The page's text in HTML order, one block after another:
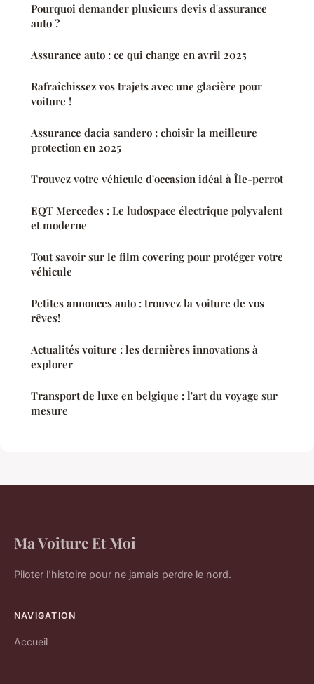
Pourquoi demander plusieurs devis d'assurance
auto ?
Assurance auto : ce qui change en avril 2025
Rafraîchissez vos trajets avec une glacière pour
voiture !
Assurance dacia sandero : choisir la meilleure
protection en 2025
Trouvez votre véhicule d'occasion idéal à Île-perrot
EQT Mercedes : Le ludospace électrique polyvalent
et moderne
Tout savoir sur le film covering pour protéger votre
véhicule
Petites annonces auto : trouvez la voiture de vos
rêves!
Actualités voiture : les dernières innovations à
explorer
Transport de luxe en belgique : l'art du voyage sur
mesure
Ma Voiture Et Moi
Piloter l'histoire pour ne jamais perdre le nord.
NAVIGATION
Accueil